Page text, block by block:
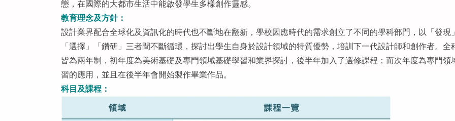
態，在國際的大都市生活中能啟發學生多樣創作靈感。
教育理念及方針：
設計業界配合全球化及資訊化的時代也不斷地在翻新，學校因應時代的需求創立了不同的學科部門，以「發現」
「選擇」「鑽研」三者間不斷循環，探討出學生自身於設計領域的特質優勢，培訓下一代設計師和創作者。全
皆為兩年制，初年度為美術基礎及專門領域基礎學習和業界探討，後半年加入了選修課程；而次年度為專門領
習的應用，並且在後半年會開始製作畢業作品。
科目及課程：